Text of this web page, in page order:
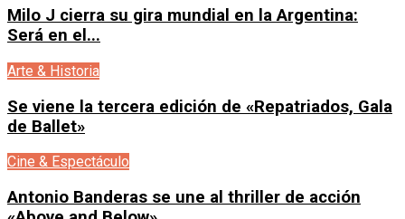
Milo J cierra su gira mundial en la Argentina:
Será en el...
Arte & Historia
Se viene la tercera edición de «Repatriados, Gala
de Ballet»
Cine & Espectáculo
Antonio Banderas se une al thriller de acción